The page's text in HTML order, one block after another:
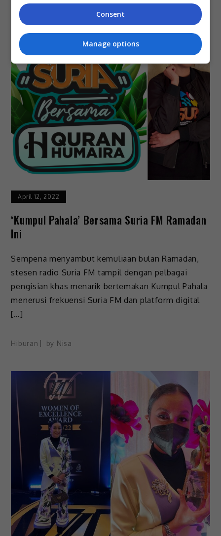
April 12, 2022
‘Kumpul Pahala’ Bersama Suria FM Ramadan
Ini
Sempena menyambut kemuliaan bulan Ramadan,
stesen radio Suria FM tampil dengan pelbagai
pengisian khas menarik bertemakan Kumpul Pahala
menerusi frekuensi Suria FM dan platform digital
[…]
Hiburan by Nisa
Consent
Manage options